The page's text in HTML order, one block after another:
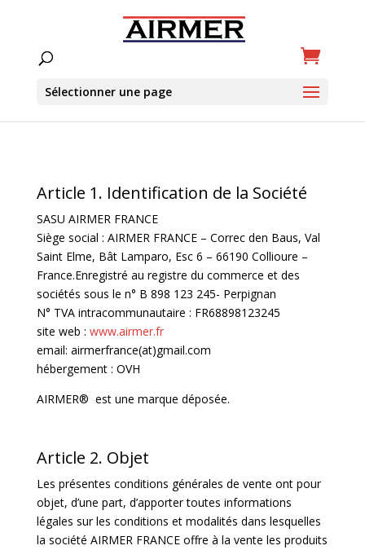
Sélectionner une page
Article 1. Identification de la Société
SASU AIRMER FRANCE
Siège social : AIRMER FRANCE – Correc den Baus, Val
Saint Elme, Bât Lamparo, Esc 6 – 66190 Collioure –
France.Enregistré au registre du commerce et des
sociétés sous le n° B 898 123 245- Perpignan
N° TVA intracommunautaire : FR68898123245
site web : www.airmer.fr
email: airmerfrance(at)gmail.com
hébergement : OVH
AIRMER® est une marque déposée.
Article 2. Objet
Les présentes conditions générales de vente ont pour
objet, d’une part, d’apporter toutes informations
légales sur les conditions et modalités dans lesquelles
la société AIRMER FRANCE offre à la vente les produits